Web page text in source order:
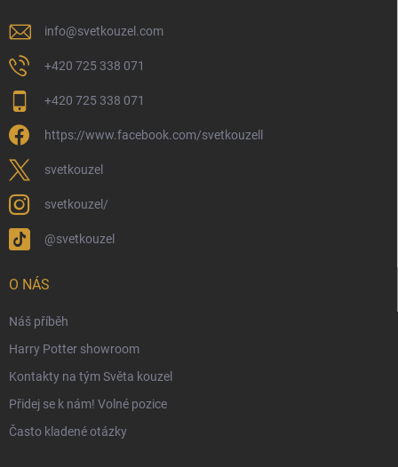
Kamenný obchod
Dárkový rádce 🎁
Reklamace a vrácení zboží
Věrnostní program
Velkoobchod
Ekologické balení objednávek
Podmínky ochrany osobních údajů
Ochranné známky a autorská práva
info@svetkouzel.com
+420 725 338 071
+420 725 338 071
https://www.facebook.com/svetkouzell
svetkouzel
svetkouzel/
@svetkouzel
O NÁS
Náš příběh
Harry Potter showroom
Kontakty na tým Světa kouzel
Přidej se k nám! Volné pozice
Často kladené otázky